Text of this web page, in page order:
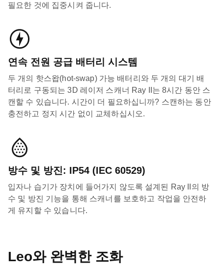
필요한 것에 집중시켜 줍니다.
연속 전원 공급 배터리 시스템
두 개의 핫스왑(hot-swap) 가능 배터리와 두 개의 대기 배
터리로 구동되는 3D 레이저 스캐너 Ray II는 8시간 동안 스
캔할 수 있습니다. 시간이 더 필요하십니까? 스캔하는 동안
충전하고 정지 시간 없이 교체하십시오.
방수 및 방진: IP54 (IEC 60529)
입자나 습기가 장치에 들어가지 않도록 설계된 Ray II의 방
수 및 방진 기능을 통해 스캐너를 보호하고 작업을 안전하
게 유지할 수 있습니다.
Leo와 완벽한 조화